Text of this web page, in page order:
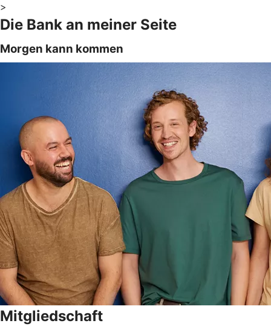
>
Die Bank an meiner Seite
Morgen kann kommen
Mitgliedschaft